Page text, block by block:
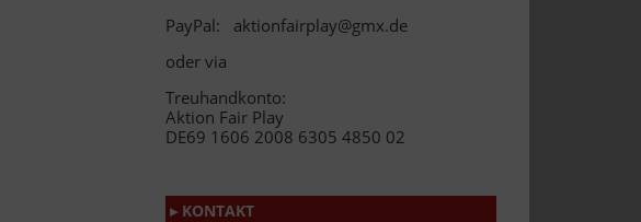
PayPal: aktionfairplay@gmx.de
oder via
Treuhandkonto:
Aktion Fair Play
DE69 1606 2008 6305 4850 02
▸ KONTAKT